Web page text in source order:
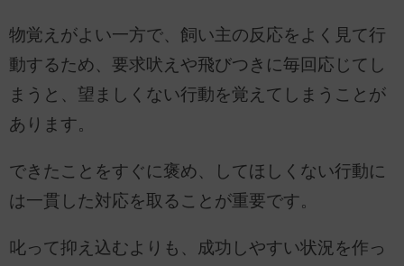
物覚えがよい一方で、飼い主の反応をよく見て行
動するため、要求吠えや飛びつきに毎回応じてし
まうと、望ましくない行動を覚えてしまうことが
あります。
できたことをすぐに褒め、してほしくない行動に
は一貫した対応を取ることが重要です。
叱って抑え込むよりも、成功しやすい状況を作っ